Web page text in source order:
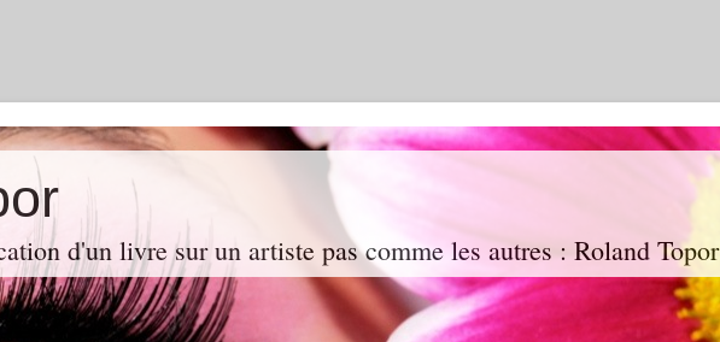
d'un livre sur un artiste pas comme les autres : Roland Topor